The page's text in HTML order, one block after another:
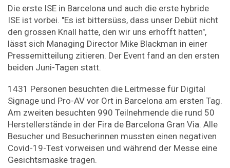
Die erste ISE in Barcelona und auch die erste hybride
ISE ist vorbei. "Es ist bittersüss, dass unser Debüt nicht
den grossen Knall hatte, den wir uns erhofft hatten",
lässt sich Managing Director Mike Blackman in einer
Pressemitteilung zitieren. Der Event fand an den ersten
beiden Juni-Tagen statt.
1431 Personen besuchten die Leitmesse für Digital
Signage und Pro-AV vor Ort in Barcelona am ersten Tag.
Am zweiten besuchten 990 Teilnehmende die rund 50
Herstellerstände in der Fira de Barcelona Gran Via. Alle
Besucher und Besucherinnen mussten einen negativen
Covid-19-Test vorweisen und während der Messe eine
Gesichtsmaske tragen.